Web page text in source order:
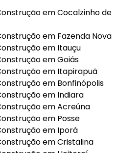
em Cocalzinho de
em Fazenda Nova
em Itauçu
em Goiás
em Itapirapuã
em Bonfinópolis
em Indiara
em Acreúna
em Posse
em Iporá
em Cristalina